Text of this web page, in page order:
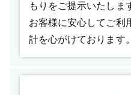
もりをご提示いたしま
お客様に安心してご利
計を心がけております。